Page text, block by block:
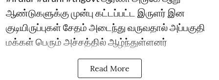
ஆண்டுகளுக்கு முன்பு கட்டப்பட்ட இருளர் இன
குடியிருப்புகள் சேதம் அடைந்து வருவதால் அப்பகுதி
மக்கள் பெரும் அச்சத்தில் ஆழ்ந்துள்ளனர்
Read More